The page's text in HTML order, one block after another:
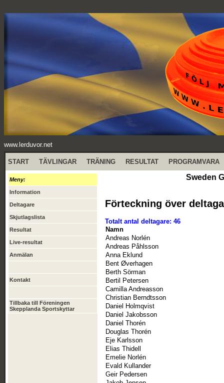
www.lerduvor.net
START TÄVLINGAR TRÄNING RESULTAT PROGRAMVARA
Meny:
Information
Deltagare
Skjutlagslista
Resultat
Live-resultat
Anmälan
Kontakt
Tillbaka till Föreningen
Skepplanda Sportskyttar
Sweden
Förteckning över
Totalt antal deltagare: 46
Namn
Andreas Norlén
Andreas Påhlsson
Anna Eklund
Bent Øverhagen
Berth Sörman
Bertil Petersen
Camilla Andreasson
Christian Berndtsson
Daniel Holmqvist
Daniel Jakobsson
Daniel Thorén
Douglas Thorén
Eje Karlsson
Elias Thidell
Emelie Norlén
Evald Kullander
Geir Pedersen